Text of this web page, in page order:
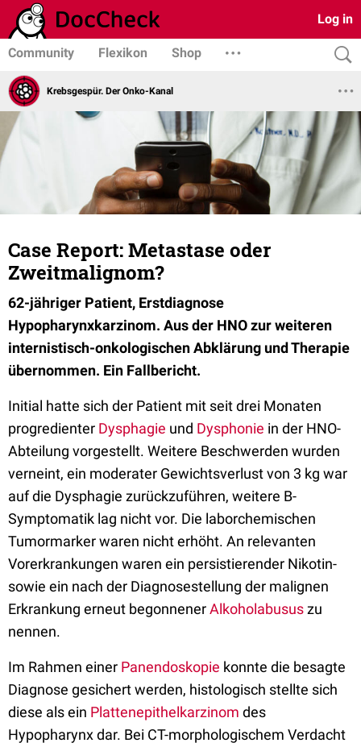
Log in
Community Flexikon Shop
Krebsgespür. Der Onko-Kanal
Case Report: Metastase oder
Zweitmalignom?
62-jähriger Patient, Erstdiagnose
Hypopharynxkarzinom. Aus der HNO zur weiteren
internistisch-onkologischen Abklärung und Therapie
übernommen. Ein Fallbericht.
Initial hatte sich der Patient mit seit drei Monaten
progredienter Dysphagie und Dysphonie in der HNO-
Abteilung vorgestellt. Weitere Beschwerden wurden
verneint, ein moderater Gewichtsverlust von 3 kg war
auf die Dysphagie zurückzuführen, weitere B-
Symptomatik lag nicht vor. Die laborchemischen
Tumormarker waren nicht erhöht. An relevanten
Vorerkrankungen waren ein persistierender Nikotin-
sowie ein nach der Diagnosestellung der malignen
Erkrankung erneut begonnenerAlkoholabususzu
nennen.
Im Rahmen einer Panendoskopie konnte die besagte
Diagnose gesichert werden, histologisch stellte sich
diese als ein Plattenepithelkarzinom des
Hypopharynx dar. Bei CT-morphologischem Verdacht